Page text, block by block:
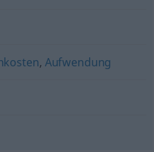
, Aufwendung